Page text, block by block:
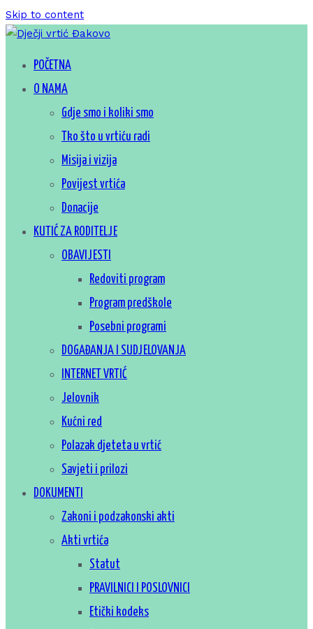
Skip to content
Dječji vrtić Đakovo
Za sretno djetinjstvo
POČETNA
O NAMA
Gdje smo i koliki smo
Tko što u vrtiću radi
Misija i vizija
Povijest vrtića
Donacije
KUTIĆ ZA RODITELJE
OBAVIJESTI
Redoviti program
Program predškole
Posebni programi
DOGAĐANJA I SUDJELOVANJA
INTERNET VRTIĆ
Jelovnik
Kućni red
Polazak djeteta u vrtić
Savjeti i prilozi
DOKUMENTI
Zakoni i podzakonski akti
Akti vrtića
Statut
PRAVILNICI I POSLOVNICI
Etički kodeks